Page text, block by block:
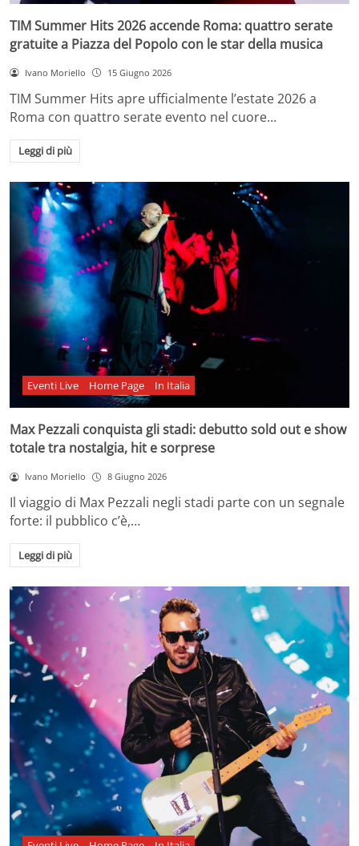
TIM Summer Hits 2026 accende Roma: quattro serate
gratuite a Piazza del Popolo con le star della musica
Ivano Moriello 15 Giugno 2026
TIM Summer Hits apre ufficialmente l’estate 2026 a
Roma con quattro serate evento nel cuore…
Leggi di più
Eventi Live Home Page In Italia
Max Pezzali conquista gli stadi: debutto sold out e show
totale tra nostalgia, hit e sorprese
Ivano Moriello 8 Giugno 2026
Il viaggio di Max Pezzali negli stadi parte con un segnale
forte: il pubblico c’è,…
Leggi di più